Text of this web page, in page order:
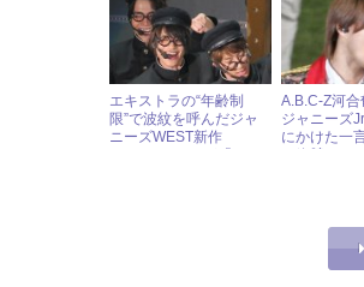
エキストラの“年齢制
限”で波紋を呼んだジャ
ニーズWEST新作
A.B.C-Z河合
ジャニーズ
にかけた一